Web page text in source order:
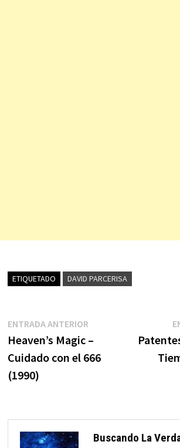
ETIQUETADO DAVID PARCERISA
Navegación
de
entradas
ENTRADA ANTERIOREntrada
anterior:
Heaven’s Magic –
Cuidado con el 666
(1990)
Buscando La